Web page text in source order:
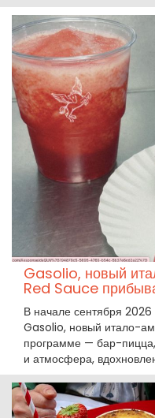
Gasolio, новый
Red Sauce
В начале сентября
Gasolio, новый итало-
программе — бар-пицца,
и атмосфера,